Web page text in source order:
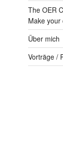
The OER
Make
Über mich
Vorträge /